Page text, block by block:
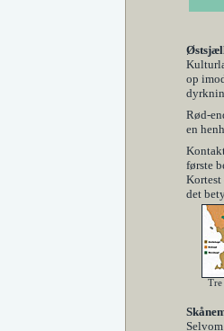
op
Rød-
en
første
Kortest
det
Tre